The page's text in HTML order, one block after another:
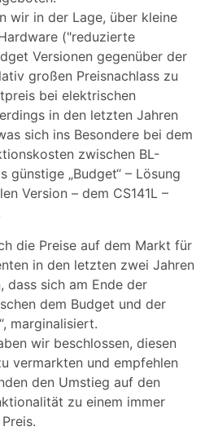
wir in der Lage, über kleine
("reduzierte
Versionen gegenüber der
großen Preisnachlass zu
bei elektrischen
in den letzten Jahren
sich ins Besondere bei dem
zwischen BL-
günstige „Budget“ – Lösung
Version – dem CS141L –
die Preise auf dem Markt für
in den letzten zwei Jahren
dass sich am Ende der
dem Budget und der
marginalisiert.
wir beschlossen, diesen
vermarkten und empfehlen
den Umstieg auf den
zu einem immer